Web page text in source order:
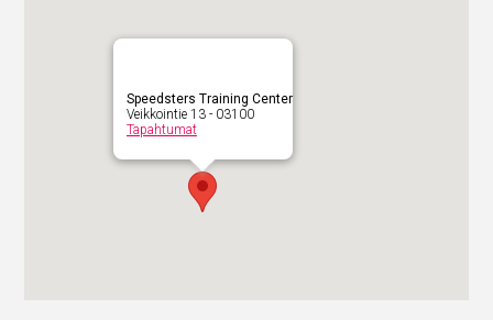
Speedsters Training Center
Veikkointie 13 - 03100
Tapahtumat